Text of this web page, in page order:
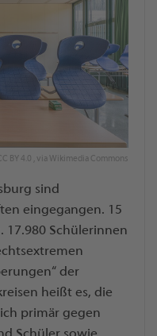
BY 4.0 , via Wikimedia Commons
sind
eingegangen. 15
17.980 Schülerinnen
der
heißt es, die
primär gegen